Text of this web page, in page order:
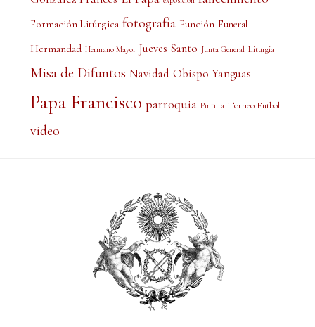
Formación Litúrgica fotografía Función Funeral
Hermandad Hermano Mayor Jueves Santo Junta General Liturgia
Misa de Difuntos Navidad Obispo Yanguas
Papa Francisco parroquia Pintura Torneo Futbol
video